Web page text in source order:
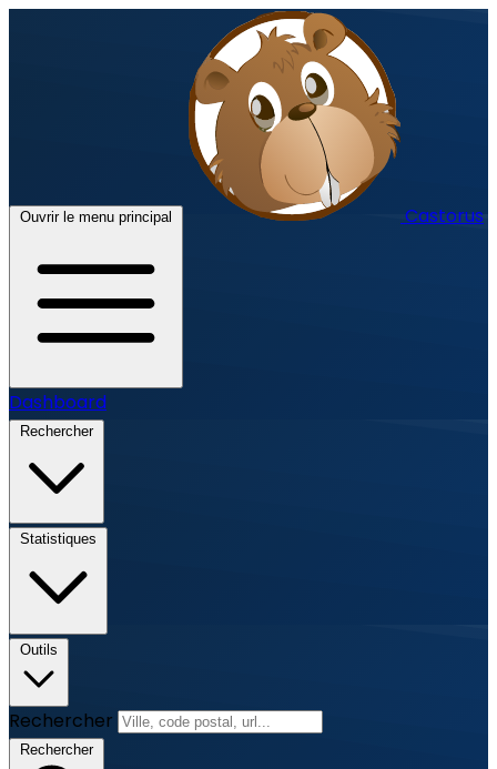
Ouvrir le menu principal Castorus
Dashboard
Rechercher
Statistiques
Outils
Rechercher
Rechercher